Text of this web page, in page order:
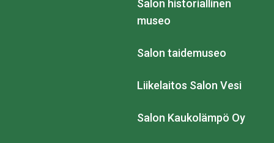
Salon historiallinen
museo
Salon taidemuseo
Liikelaitos Salon Vesi
Salon Kaukolämpö Oy